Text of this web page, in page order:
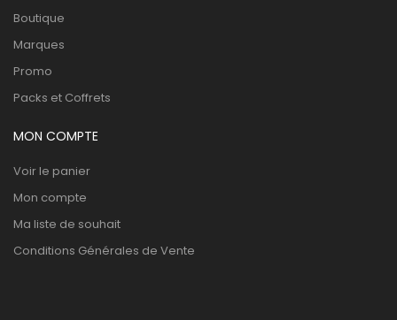
Boutique
Marques
Promo
Packs et Coffrets
MON COMPTE
Voir le panier
Mon compte
Ma liste de souhait
Conditions Générales de Vente